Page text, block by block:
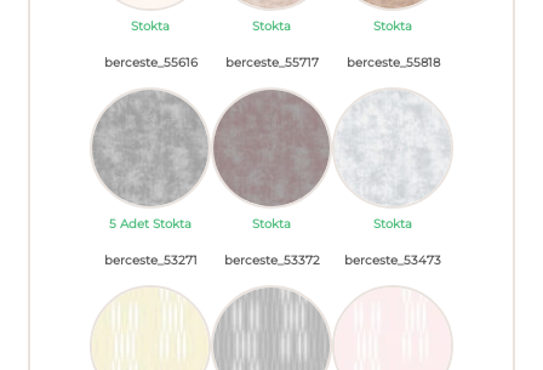
Stokta Stokta Stokta
berceste_55616
5 Adet Stokta
berceste_55717
Stokta
berceste_55818
Stokta
berceste_53271 berceste_53372 berceste_53473